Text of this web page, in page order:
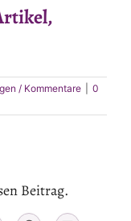
/ Kommentare
0
Beitrag.